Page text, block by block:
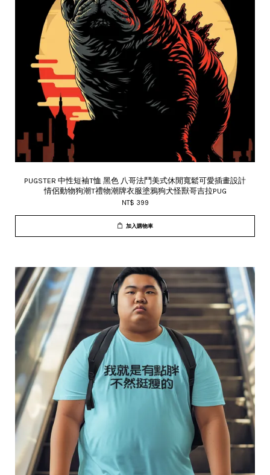
PUGSTER 中性短袖T恤 黑色 八哥法鬥美式休閒寬鬆可愛插畫設計
情侶動物狗潮T禮物潮牌衣服塗鴉狗犬怪獸哥吉拉PUG
NT$ 399
加入購物車